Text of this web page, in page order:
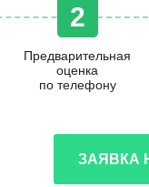
2
Предварительная
оценка
по телефону
ЗАЯВКА